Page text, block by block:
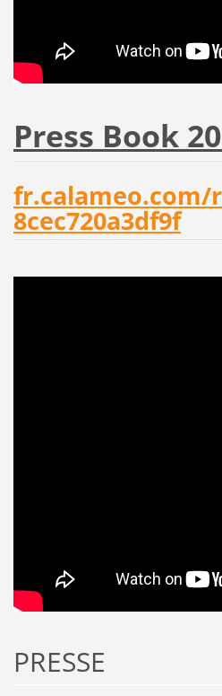
Press Book
fr.calameo.com/
8cec720a3df9f
PRESSE